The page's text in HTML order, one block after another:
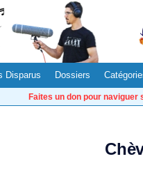
Disparus Dossiers
Faites un don pour naviguer